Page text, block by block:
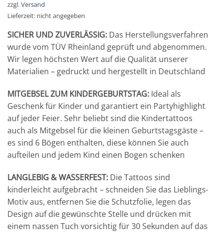
zzgl.Versand
Lieferzeit: nicht angegeben
SICHER UND ZUVERLÄSSIG: Das Herstellungsverfahren
wurde vom TÜV Rheinland geprüft und abgenommen.
Wir legen höchsten Wert auf die Qualität unserer
Materialien – gedruckt und hergestellt in Deutschland
MITGEBSEL ZUM KINDERGEBURTSTAG: Ideal als
Geschenk für Kinder und garantiert ein Partyhighlight
auf jeder Feier. Sehr beliebt sind die Kindertattoos
auch als Mitgebsel für die kleinen Geburtstagsgäste –
es sind 6 Bögen enthalten, diese können Sie auch
aufteilen und jedem Kind einen Bogen schenken
LANGLEBIG & WASSERFEST: Die Tattoos sind
kinderleicht aufgebracht – schneiden Sie das Lieblings-
Motiv aus, entfernen Sie die Schutzfolie, legen das
Design auf die gewünschte Stelle und drücken mit
einem nassen Tuch vorsichtig für 30 Sekunden auf das